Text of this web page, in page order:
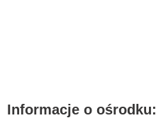
Informacje o ośrodku: